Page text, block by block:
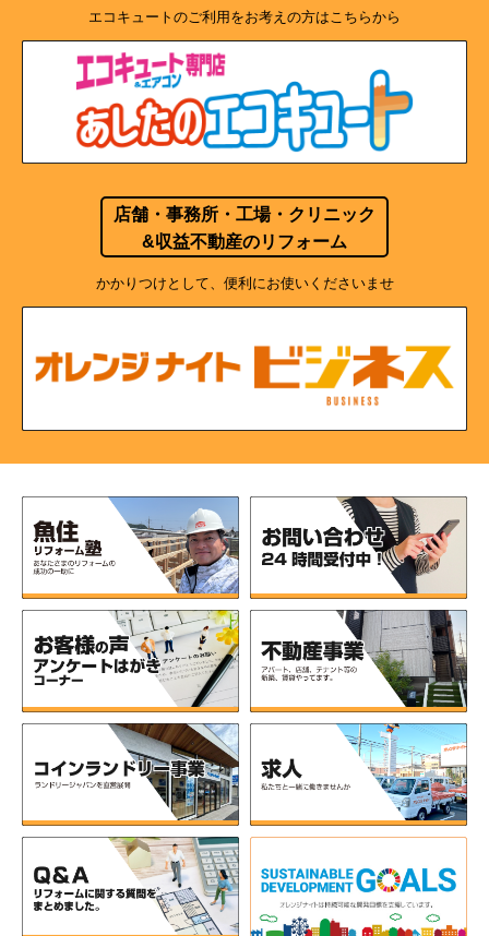
エコキュートのご利用をお考えの方はこちらから
店舗・事務所・工場・クリニック
&収益不動産のリフォーム
かかりつけとして、便利にお使いくださいませ